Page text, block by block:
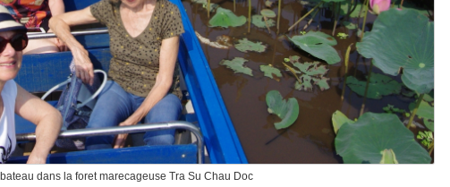
dans la foret marecageuse Tra Su Chau Doc